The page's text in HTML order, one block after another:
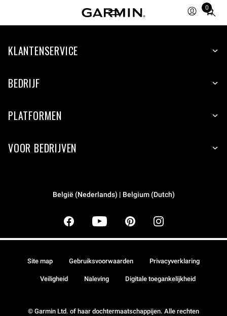
0
Total
items
cart:
KLANTENSERVICE
BEDRIJF
PLATFORMEN
VOOR BEDRIJVEN
België (Nederlands) | Belgium (Dutch)
© Garmin Ltd. of haar dochtermaatschappijen. Alle rechten
Site map Gebruiksvoorwaarden Privacyverklaring
Veiligheid Naleving Digitale toegankelijkheid